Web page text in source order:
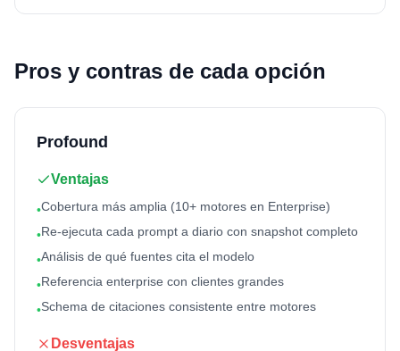
Pros y contras de cada opción
Profound
Ventajas
•Cobertura más amplia (10+ motores en Enterprise)
•Re-ejecuta cada prompt a diario con snapshot completo
•Análisis de qué fuentes cita el modelo
•Referencia enterprise con clientes grandes
•Schema de citaciones consistente entre motores
Desventajas